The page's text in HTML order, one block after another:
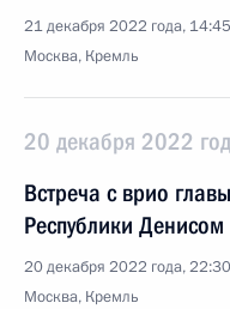
21 декабря 2022 года, 14:45
Москва, Кремль
20 декабря 2022
Встреча с врио
Республики
20 декабря 2022 года, 22:30
Москва, Кремль